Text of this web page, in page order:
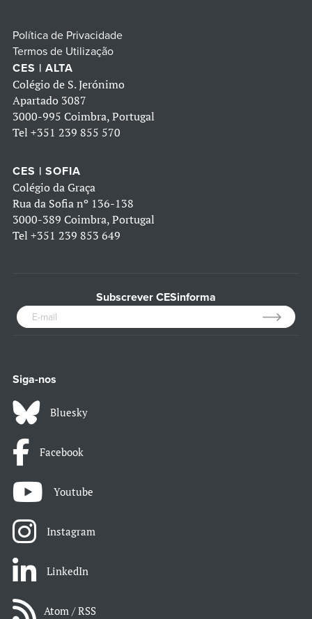
Política de Privacidade
Termos de Utilização
CES | ALTA
Colégio de S. Jerónimo
Apartado 3087
3000-995 Coimbra, Portugal
Tel +351 239 855 570
CES | SOFIA
Colégio da Graça
Rua da Sofia nº 136-138
3000-389 Coimbra, Portugal
Tel +351 239 853 649
Subscrever CESinforma
Siga-nos
Bluesky
Facebook
Youtube
Instagram
LinkedIn
Atom / RSS